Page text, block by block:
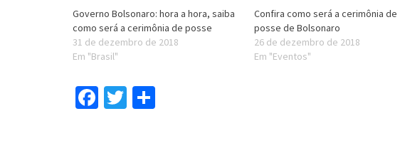
Governo Bolsonaro: hora a hora, saiba
como será a cerimônia de posse
31 de dezembro de 2018
Em "Brasil"
Confira como será a cerimônia de
posse de Bolsonaro
26 de dezembro de 2018
Em "Eventos"
Facebook
Twitter